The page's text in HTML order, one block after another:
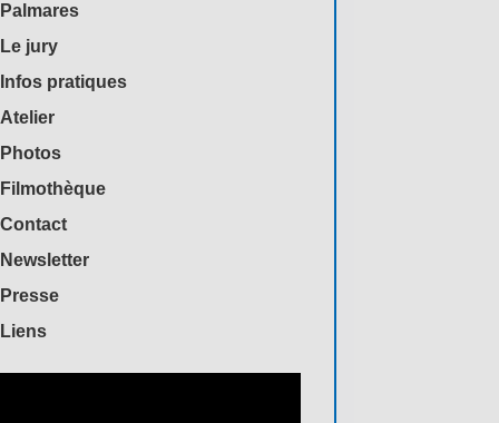
Palmares
Le jury
Infos pratiques
Atelier
Photos
Filmothèque
Contact
Newsletter
Presse
Liens